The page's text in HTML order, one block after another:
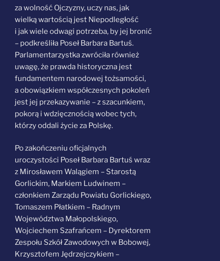
za wolność Ojczyzny, uczy nas, jak
wielką wartością jest Niepodległość
i jak wiele odwagi potrzeba, by jej bronić
– podkreśliła Poseł Barbara Bartuś.
Parlamentarzystka zwróciła również
uwagę, że prawda historyczna jest
fundamentem narodowej tożsamości,
a obowiązkiem współczesnych pokoleń
jest jej przekazywanie – z szacunkiem,
pokorą i wdzięcznością wobec tych,
którzy oddali życie za Polskę.
Po zakończeniu oficjalnych
uroczystości Poseł Barbara Bartuś wraz
z Mirosławem Walągiem – Starostą
Gorlickim, Markiem Ludwinem –
członkiem Zarządu Powiatu Gorlickiego,
Tomaszem Płatkiem – Radnym
Województwa Małopolskiego,
Wojciechem Szafrańcem – Dyrektorem
Zespołu Szkół Zawodowych w Bobowej,
Krzysztofem Jędrzejczykiem –